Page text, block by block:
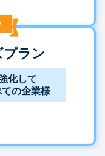
ラン
化して
の企業様